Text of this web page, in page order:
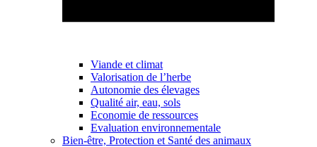
Viande et climat
Valorisation de l’herbe
Autonomie des élevages
Qualité air, eau, sols
Economie de ressources
Evaluation environnementale
Bien-être, Protection et Santé des animaux